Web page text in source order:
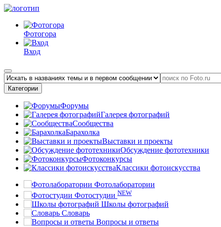
Фотогора
Вход
Категории
Форумы
Галерея фотографий
Сообщества
Барахолка
Выставки и проекты
Обсуждение фототехники
Фотоконкурсы
Классики фотоискусства
Фотолаборатории
Фотостудии NEW
Школы фотографий
Словарь
Вопросы и ответы